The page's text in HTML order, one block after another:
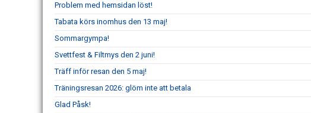
Problem med hemsidan löst!
Tabata körs inomhus den 13 maj!
Sommargympa!
Svettfest & Filtmys den 2 juni!
Träff inför resan den 5 maj!
Träningsresan 2026: glöm inte att betala
Glad Påsk!